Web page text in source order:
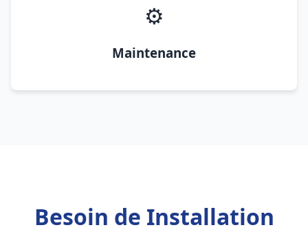
⚙️
Maintenance
Besoin de Installation